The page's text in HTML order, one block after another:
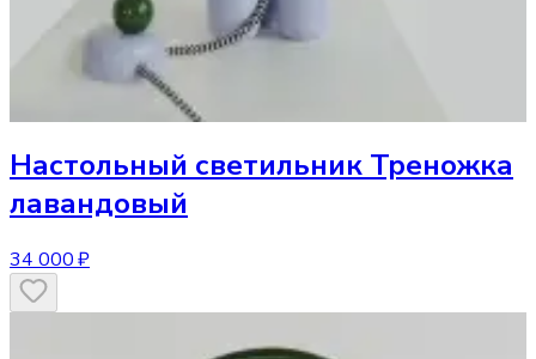
Настольный светильник Треножка
лавандовый
34 000 ₽